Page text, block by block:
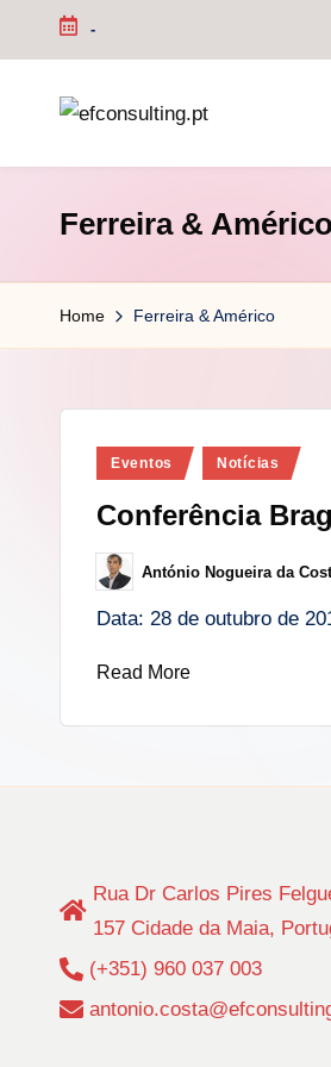
Skip
-
f
o
n
s
Ferreira & Américo
Home Ferreira & Américo
Posted
Eventos Notícias
Conferência
Posted
by
António Nogueira da
Data: 28 de outubro de
Read More
Rua Dr Carlos Pires
157 Cidade da Maia,
(+351) 960 037 003